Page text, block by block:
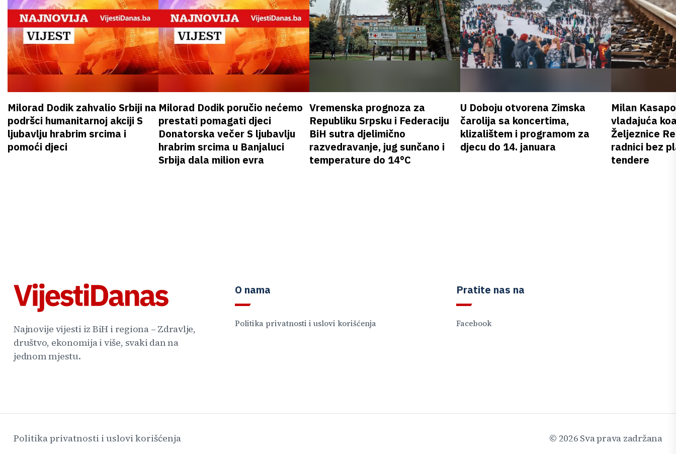
Milorad Dodik zahvalio Srbiji na
podršci humanitarnoj akciji S
ljubavlju hrabrim srcima i
pomoći djeci
Milorad Dodik poručio nećemo
prestati pomagati djeci
Donatorska večer S ljubavlju
hrabrim srcima u Banjaluci
Srbija dala milion evra
Vremenska prognoza za
Republiku Srpsku i Federaciju
BiH sutra djelimično
razvedravanje, jug sunčano i
temperature do 14°C
U Doboju otvorena Zimska
čarolija sa koncertima,
klizalištem i programom za
djecu do 14. januara
Milan
vladajuća
Željeznice
radnici bez
tendere
Najnovije vijesti iz BiH i regiona – Zdravlje,
društvo, ekonomija i više, svaki dan na
jednom mjestu.
O nama
Politika privatnosti i uslovi korišćenja
Pratite nas na
Facebook
Politika privatnosti i uslovi korišćenja © 2026 Sva prava zadržana